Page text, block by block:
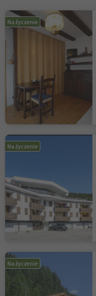
Na życzenie
Na życzenie
Na życzenie